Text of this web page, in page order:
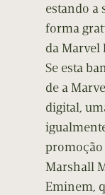
estando a
forma
da Marvel
Se esta
de a
digital,
promoção
Marshall
Eminem,